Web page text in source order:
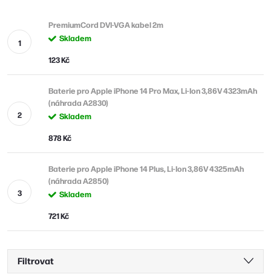
PremiumCord DVI-VGA kabel 2m
Skladem
123 Kč
Baterie pro Apple iPhone 14 Pro Max, Li-Ion 3,86V 4323mAh
(náhrada A2830)
Skladem
878 Kč
Baterie pro Apple iPhone 14 Plus, Li-Ion 3,86V 4325mAh
(náhrada A2850)
Skladem
721 Kč
Filtrovat